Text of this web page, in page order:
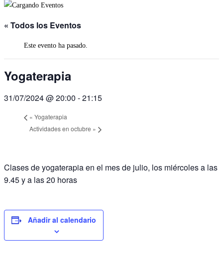
« Todos los Eventos
Este evento ha pasado.
Yogaterapia
31/07/2024 @ 20:00 -21:15
« Yogaterapia
Actividades en octubre »
Clases de yogaterapia en el mes de julio, los miércoles a las
9.45 y a las 20 horas
Añadir al calendario